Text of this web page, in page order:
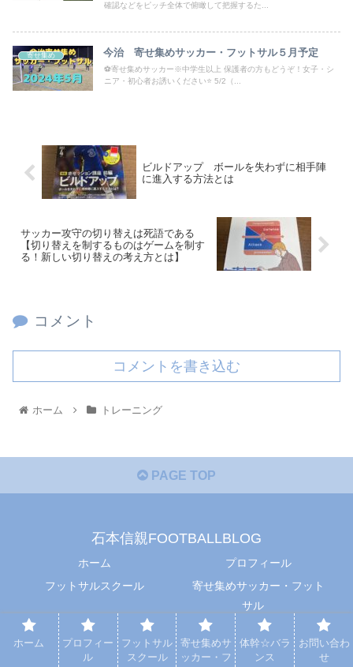
確認などをピッチ全体で俯瞰して把握するた...
寄せ集め 今治 寄せ集めサッカー・フットサル５月予定
⚽寄せ集めサッカー※中学生以上 保護者の方もどうぞ！女子・シ
ニア・初心者お誘いください⭐ 5/2（...
ビルドアップ ボールを失わずに相手陣
に進入する方法とは
サッカー攻守の切り替えは死語である
【切り替えを制するものはゲームを制す
る！新しい切り替えの考え方とは】
コメント
コメントを書き込む
ホーム トレーニング
PAGE TOP
石本信親FOOTBALLBLOG
ホーム
プロフィール
フットサルスクール
寄せ集めサッカー・フット
サル
体幹☆バランス
お問い合わせ
© 2021 石本信親FOOTBALLBLOG.
ホーム
プロフィー
ル
フットサル
スクール
寄せ集めサ
ッカー・フ
体幹☆バラ
ンス
お問い合わ
せ